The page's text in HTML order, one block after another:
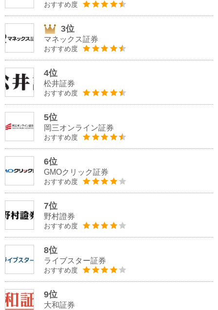
おすすめ度
3位
マネックス証券
おすすめ度
4位
松井証券
おすすめ度
5位
岡三オンライン証券
おすすめ度
6位
GMOクリック証券
おすすめ度
7位
野村證券
おすすめ度
8位
ライブスター証券
おすすめ度
9位
大和証券